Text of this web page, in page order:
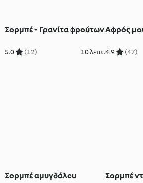
Σορμπέ - Γρανίτα φρούτων
5.0 (12) 10 λεπτ.
Αφρός
4.9 (47)
Σορμπέ αμυγδάλου Σορμπέ